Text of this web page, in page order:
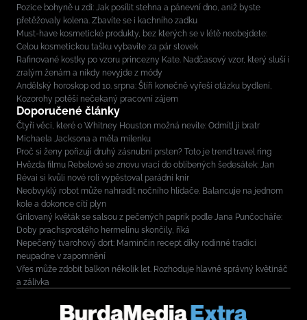
Pozice bohyně u zdi: Jak posílit stehna a pánevní dno, aniž byste
přetěžovaly kolena. Zbavíte se i kachního zadku
Must-have kosmetické produkty, bez kterých se v létě neobejdete:
Celou kosmetickou tašku vybavíte za pár stovek
Rafinované kostky po vzoru princezny Kate. Nadčasový vzor, který sluší i
zralým ženám a nikdy nevyjde z módy
Andělský horoskop od 10. srpna: Štíři konečně vyřeší otázku bydlení,
Kozorohy potěší nečekaný pracovní zájem
Doporučené články
Čtyři věci, které o Whitney Houston možná nevíte: Odmítl ji bratr
Michaela Jacksona a měla milenku
Proč si ženy pořizují druhý zásnubní prsten? Toto je trend travel ring
Hvězda filmu Rebelové se znovu vrací do oblíbených šedesátek: Jan
Révai si kvůli nové roli vypěstoval parádní knír
Neobvyklý robot může nahradit nočního hlídače. Balancuje na jednom
kole a dokonce cítí plyn
Grilovaný květák se salsou z pečených paprik podle Jana Punčocháře:
Doby prachsprostého hermelínu skončily, říká
Nepečený tvarohový dort: Maminčin recept díky rodinné tradici
neupadne v zapomnění
Vřes může zdobit balkon několik let. Rozhoduje hlavně správný květináč
a zálivka